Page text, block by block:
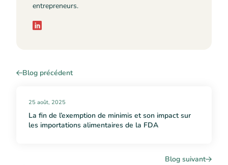
entrepreneurs.
Blog précédent
25 août, 2025
La fin de l’exemption de minimis et son impact sur
les importations alimentaires de la FDA
Blog suivant